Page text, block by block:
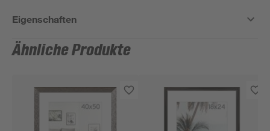
Eigenschaften
Ähnliche Produkte